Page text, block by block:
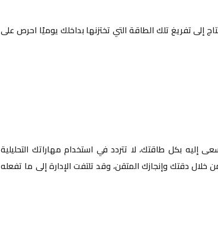
إلى تفريغ تلك الطاقة التي تختزنها بداخلك يوميًا احرص على
بكل طاقتك، لا تتردد في استخدام مهاراتك التحليلية
دقتك وإنجازك المتقن، وقد تلتفت الإدارة إلى ما تفعله